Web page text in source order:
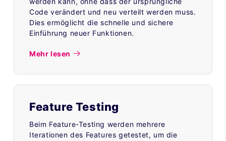
Code verändert und neu verteilt werden muss.
Dies ermöglicht die schnelle und sichere
Einführung neuer Funktionen.
Mehr lesen
Feature Testing
Beim Feature-Testing werden mehrere
Iterationen des Features getestet, um die